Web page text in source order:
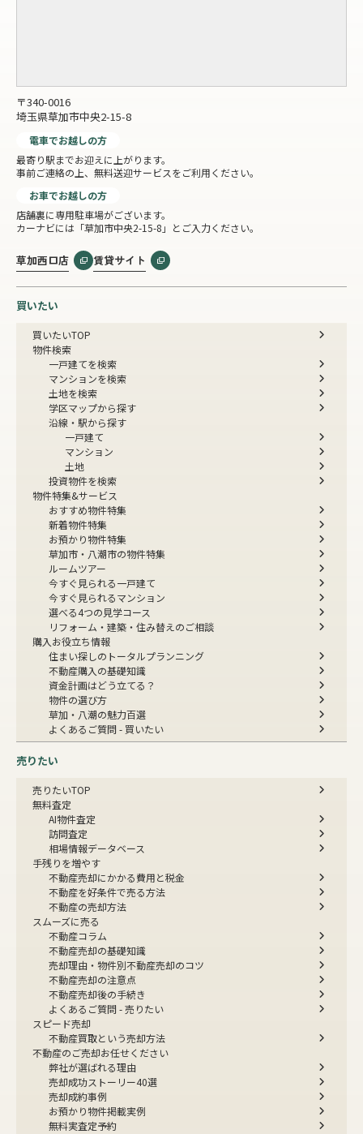
〒340-0016
埼玉県草加市中央2-15-8
電車でお越しの方
最寄り駅までお迎えに上がります。
事前ご連絡の上、無料送迎サービスをご利用ください。
お車でお越しの方
店舗裏に専用駐車場がございます。
カーナビには「草加市中央2-15-8」とご入力ください。
草加西口店 賃貸サイト
買いたい
買いたいTOP
物件検索
一戸建てを検索
マンションを検索
土地を検索
学区マップから探す
沿線・駅から探す
一戸建て
マンション
土地
投資物件を検索
物件特集&サービス
おすすめ物件特集
新着物件特集
お預かり物件特集
草加市・八潮市の物件特集
ルームツアー
今すぐ見られる一戸建て
今すぐ見られるマンション
選べる4つの見学コース
リフォーム・建築・住み替えのご相談
購入お役立ち情報
住まい探しのトータルプランニング
不動産購入の基礎知識
資金計画はどう立てる？
物件の選び方
草加・八潮の魅力百選
よくあるご質問 - 買いたい
売りたい
売りたいTOP
無料査定
AI物件査定
訪問査定
相場情報データベース
手残りを増やす
不動産売却にかかる費用と税金
不動産を好条件で売る方法
不動産の売却方法
スムーズに売る
不動産コラム
不動産売却の基礎知識
売却理由・物件別不動産売却のコツ
不動産売却の注意点
不動産売却後の手続き
よくあるご質問 - 売りたい
スピード売却
不動産買取という売却方法
不動産のご売却お任せください
弊社が選ばれる理由
売却成功ストーリー40選
売却成約事例
お預かり物件掲載実例
無料実査定予約